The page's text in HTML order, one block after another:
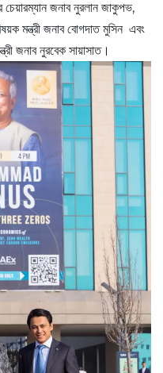
চেয়ারম্যান জনাব নুরলান জাকুপভ,
মন্ত্রী জনাব বোগদাত মুসিন এবং
জনাব নুরবেক সায়াসাত।